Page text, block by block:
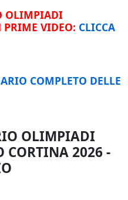
OLIMPIADI
PRIME VIDEO: CLICCA
COMPLETO DELLE
OLIMPIADI
2026 -